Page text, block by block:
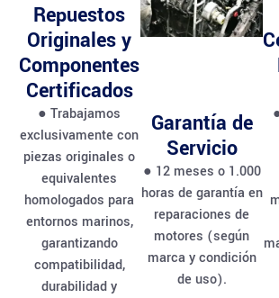
Repuestos
Originales y
Componentes
Certificados
● Trabajamos
exclusivamente con
piezas originales o
equivalentes
homologados para
entornos marinos,
garantizando
compatibilidad,
durabilidad y
Garantía de
Servicio
● 12 meses o 1.000
horas de garantía en
reparaciones de
motores (según
marca y condición
de uso).